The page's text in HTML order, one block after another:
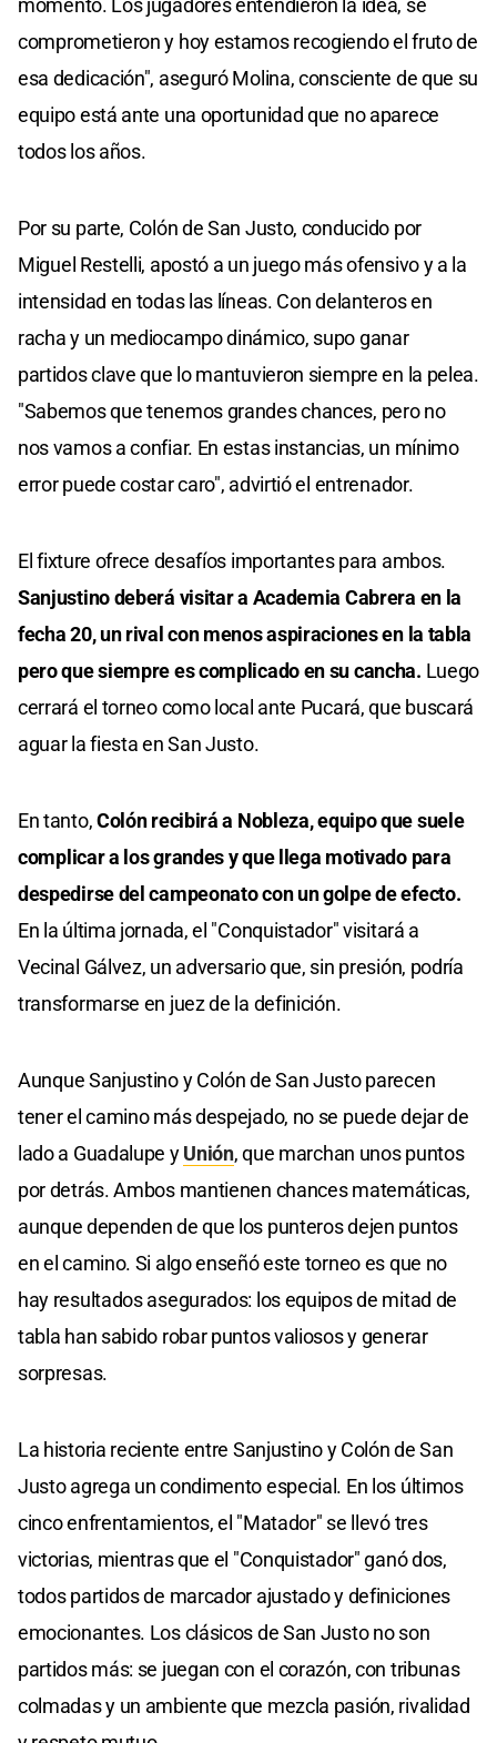
momento. Los jugadores entendieron la idea, se
comprometieron y hoy estamos recogiendo el fruto de
esa dedicación", aseguró Molina, consciente de que su
equipo está ante una oportunidad que no aparece
todos los años.
Por su parte, Colón de San Justo, conducido por
Miguel Restelli, apostó a un juego más ofensivo y a la
intensidad en todas las líneas. Con delanteros en
racha y un mediocampo dinámico, supo ganar
partidos clave que lo mantuvieron siempre en la pelea.
"Sabemos que tenemos grandes chances, pero no
nos vamos a confiar. En estas instancias, un mínimo
error puede costar caro", advirtió el entrenador.
El fixture ofrece desafíos importantes para ambos.
Sanjustino deberá visitar a Academia Cabrera en la
fecha 20, un rival con menos aspiraciones en la tabla
pero que siempre es complicado en su cancha. Luego
cerrará el torneo como local ante Pucará, que buscará
aguar la fiesta en San Justo.
En tanto,Colón recibirá a Nobleza, equipo que suele
complicar a los grandes y que llega motivado para
despedirse del campeonato con un golpe de efecto.
En la última jornada, el "Conquistador" visitará a
Vecinal Gálvez, un adversario que, sin presión, podría
transformarse en juez de la definición.
Aunque Sanjustino y Colón de San Justo parecen
tener el camino más despejado, no se puede dejar de
lado a Guadalupe yUnión, que marchan unos puntos
por detrás. Ambos mantienen chances matemáticas,
aunque dependen de que los punteros dejen puntos
en el camino. Si algo enseñó este torneo es que no
hay resultados asegurados: los equipos de mitad de
tabla han sabido robar puntos valiosos y generar
sorpresas.
La historia reciente entre Sanjustino y Colón de San
Justo agrega un condimento especial. En los últimos
cinco enfrentamientos, el "Matador" se llevó tres
victorias, mientras que el "Conquistador" ganó dos,
todos partidos de marcador ajustado y definiciones
emocionantes. Los clásicos de San Justo no son
partidos más: se juegan con el corazón, con tribunas
colmadas y un ambiente que mezcla pasión, rivalidad